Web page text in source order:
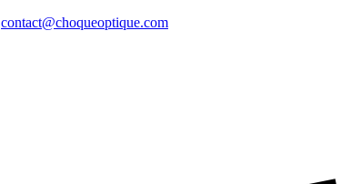
contact@choqueoptique.com